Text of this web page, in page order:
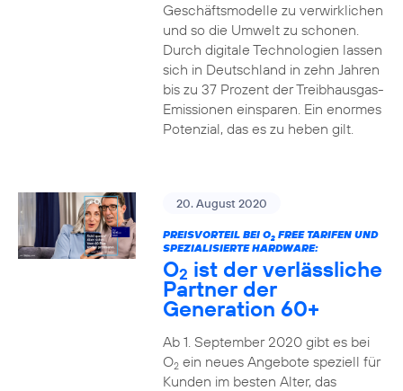
Geschäftsmodelle zu verwirklichen
und so die Umwelt zu schonen.
Durch digitale Technologien lassen
sich in Deutschland in zehn Jahren
bis zu 37 Prozent der Treibhausgas-
Emissionen einsparen. Ein enormes
Potenzial, das es zu heben gilt.
20. August 2020
PREISVORTEIL BEI O2FREE TARIFEN UND
SPEZIALISIERTE HARDWARE:
O2 ist der verlässliche
Partner der
Generation 60+
Ab 1. September 2020 gibt es bei
O2ein neues Angebote speziell für
Kunden im besten Alter, das